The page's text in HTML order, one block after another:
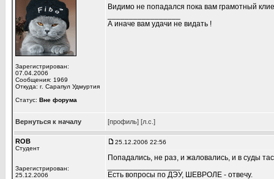
Зарегистрирован:
07.04.2006
Сообщения: 1969
Откуда: г. Сарапул Удмуртия
Статус: Вне форума
Видимо не попадался пока вам грамотный
А иначе вам удачи не видать !
Вернуться к началу [профиль] [л.с.]
ROB
Студент
Зарегистрирован:
25.12.2006
25.12.2006 22:56
Попадались, не раз, и жаловались, и в суды
Есть вопросы по ДЭУ, ШЕВРОЛЕ - отвечу.